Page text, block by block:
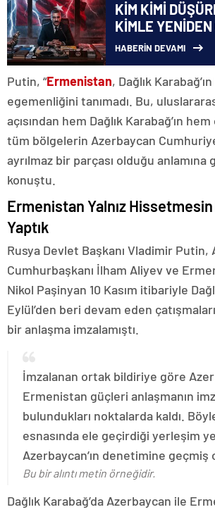
KİM KİMİ
KİMLE
HABERİN DEVAMI
Putin, “Ermenistan, Dağlık Karabağ’ın
egemenliğini tanımadı. Bu,
açısından hem Dağlık Karabağ’ın
tüm bölgelerin Azerbaycan
ayrılmaz bir parçası olduğu anlamına
konuştu.
Ermenistan Yalnız
Yaptık
Rusya Devlet Başkanı Vladimir Putin,
Cumhurbaşkanı İlham Aliyev ve
Nikol Paşinyan 10 Kasım itibariyle
Eylül’den beri devam eden
bir anlaşma imzalamıştı.
İmzalanan ortak bildiriye göre
Ermenistan güçleri anlaşmanın
bulundukları noktalarda kaldı.
esnasında ele geçirdiği yerleşim
Azerbaycan’ın denetimine geçmiş
Bu bir alıntı metin örneğidir.
Dağlık Karabağ’da Azerbaycan ile